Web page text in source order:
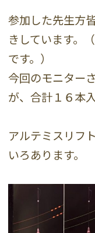
参加した先生方
きしています。
です。）
今回のモニター
が、合計１６本
アルテミスリフ
いろあります。